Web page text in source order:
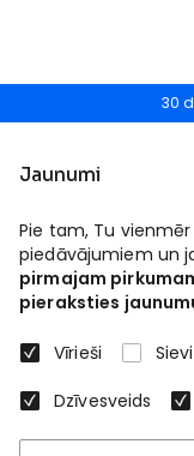
30
Jaunumi
Pie tam, Tu
piedāvājumiem un
pirmajam
pieraksties
Vīrieši
Dzīvesveids